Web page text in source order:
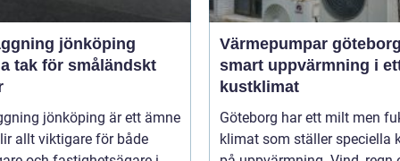
jönköping
tak för småländskt
jönköping är ett ämne
allt viktigare för både
Värmepumpar
smart uppvärmning i
kustklimat
Göteborg har ett milt men
klimat som ställer speciella